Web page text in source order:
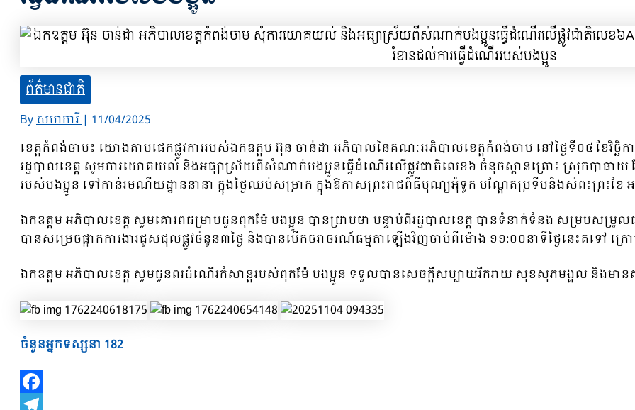
ព័ត៌មានជាតិ
Byសហការី| 11/04/2025
ខេត្តកំពង់ចាម៖ យោងតាមផេកផ្លូវការរបស់ឯកឧត្តម អ៊ុន ចាន់ដា អភិបាលនៃគណៈអភិបាលខេត្តកំពង់ចាម នៅថ្ងៃទី០៤ ខែវិច្ឆិក
រដ្ឋបាលខេត្ត សូមការយោគយល់ និងអធ្យាស្រ័យពីសំណាក់បងប្អូនធ្វេីដំណេីរលេីផ្លូវជាតិលេខ៦ ចំនុចស្ពានត្រោះ ស្រុកបាធាយ
របស់បងប្អូន ទៅកាន់រមណីយដ្ឋាននានា ក្នុងថ្ងៃឈប់សម្រាក ក្នុងឱកាសព្រះរាជពិធីបុណ្យអុំទូក បណ្តែតប្រទីបនិងសំពះព្រះខែ
ឯកឧត្តម អភិបាលខេត្ត សូមគោរពជម្រាបជូនពុកម៉ែ បងប្អូន បានជ្រាបថា បន្ទាប់ពីរដ្ឋបាលខេត្ត បានទំនាក់ទំនង សម្របសម្
បានសម្រេចផ្អាកការងារជួសជុលផ្លូវចំនួន៣ថ្ងៃ និងបានបេីកចរាចរណ៍ធម្មតាឡេីងវិញចាប់ពីម៉ោង ១១:០០នាទីថ្ងៃនេះតទ
ឯកឧត្តម អភិបាលខេត្ត សូមជូនពរដំណេីរកំសាន្តរបស់ពុកម៉ែ បងប្អូន ទទួលបានសេចក្តីសប្បាយរីករាយ សុខសុភមង្គល និងមានសុវ
ចំនួនអ្នកទស្សនា 182
Facebook